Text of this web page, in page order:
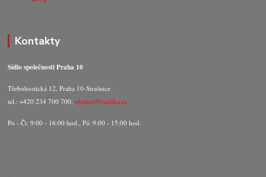
Kontakty
Sídlo společnosti Praha 10
Třebohostická 12, Praha 10-Strašnice
tel.: +420 234 700 700,obchod@razitka.cz
Po - Čt: 9:00 - 16:00 hod., Pá: 9:00 - 15:00 hod.